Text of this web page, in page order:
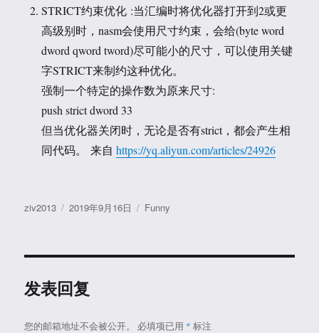
STRICT约束优化 :当汇编时将优化器打开到2或更
高级别时，nasm会使用尺寸约束，会给(byte word
dword qword tword)尽可能小的尺寸，可以使用关键
字STRICT来制约这种优化。
强制一个特定的操作数为原来尺寸:
push strict dword 33
但当优化器关闭时，无论是否有strict，都会产生相
同代码。 来自https://yq.aliyun.com/articles/24926
作
ziv2013
发
2019年9月16日
分
Funny
发表回复
您的邮箱地址不会被公开。 必填项已用 * 标注